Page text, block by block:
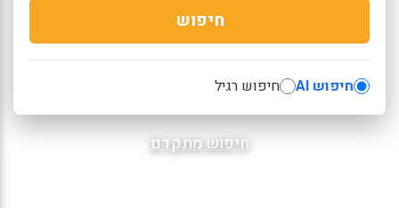
חיפוש
חיפוש AI חיפוש רגיל
חיפוש מתקדם